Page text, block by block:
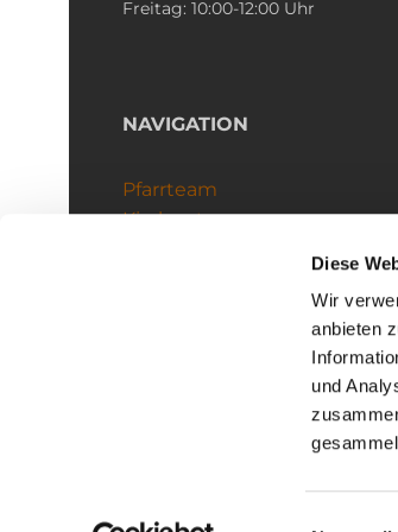
Diese
Wir
anbieten
und
Freitag: 10:00-12:00 Uhr
NAVIGATION
Pfarrteam
Kirchenteams